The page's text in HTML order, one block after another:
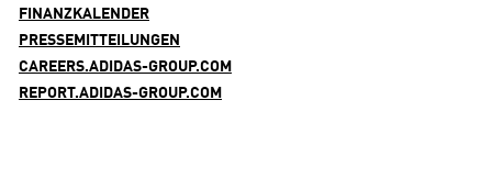
FINANZKALENDER
PRESSEMITTEILUNGEN
CAREERS.ADIDAS-GROUP.COM
REPORT.ADIDAS-GROUP.COM